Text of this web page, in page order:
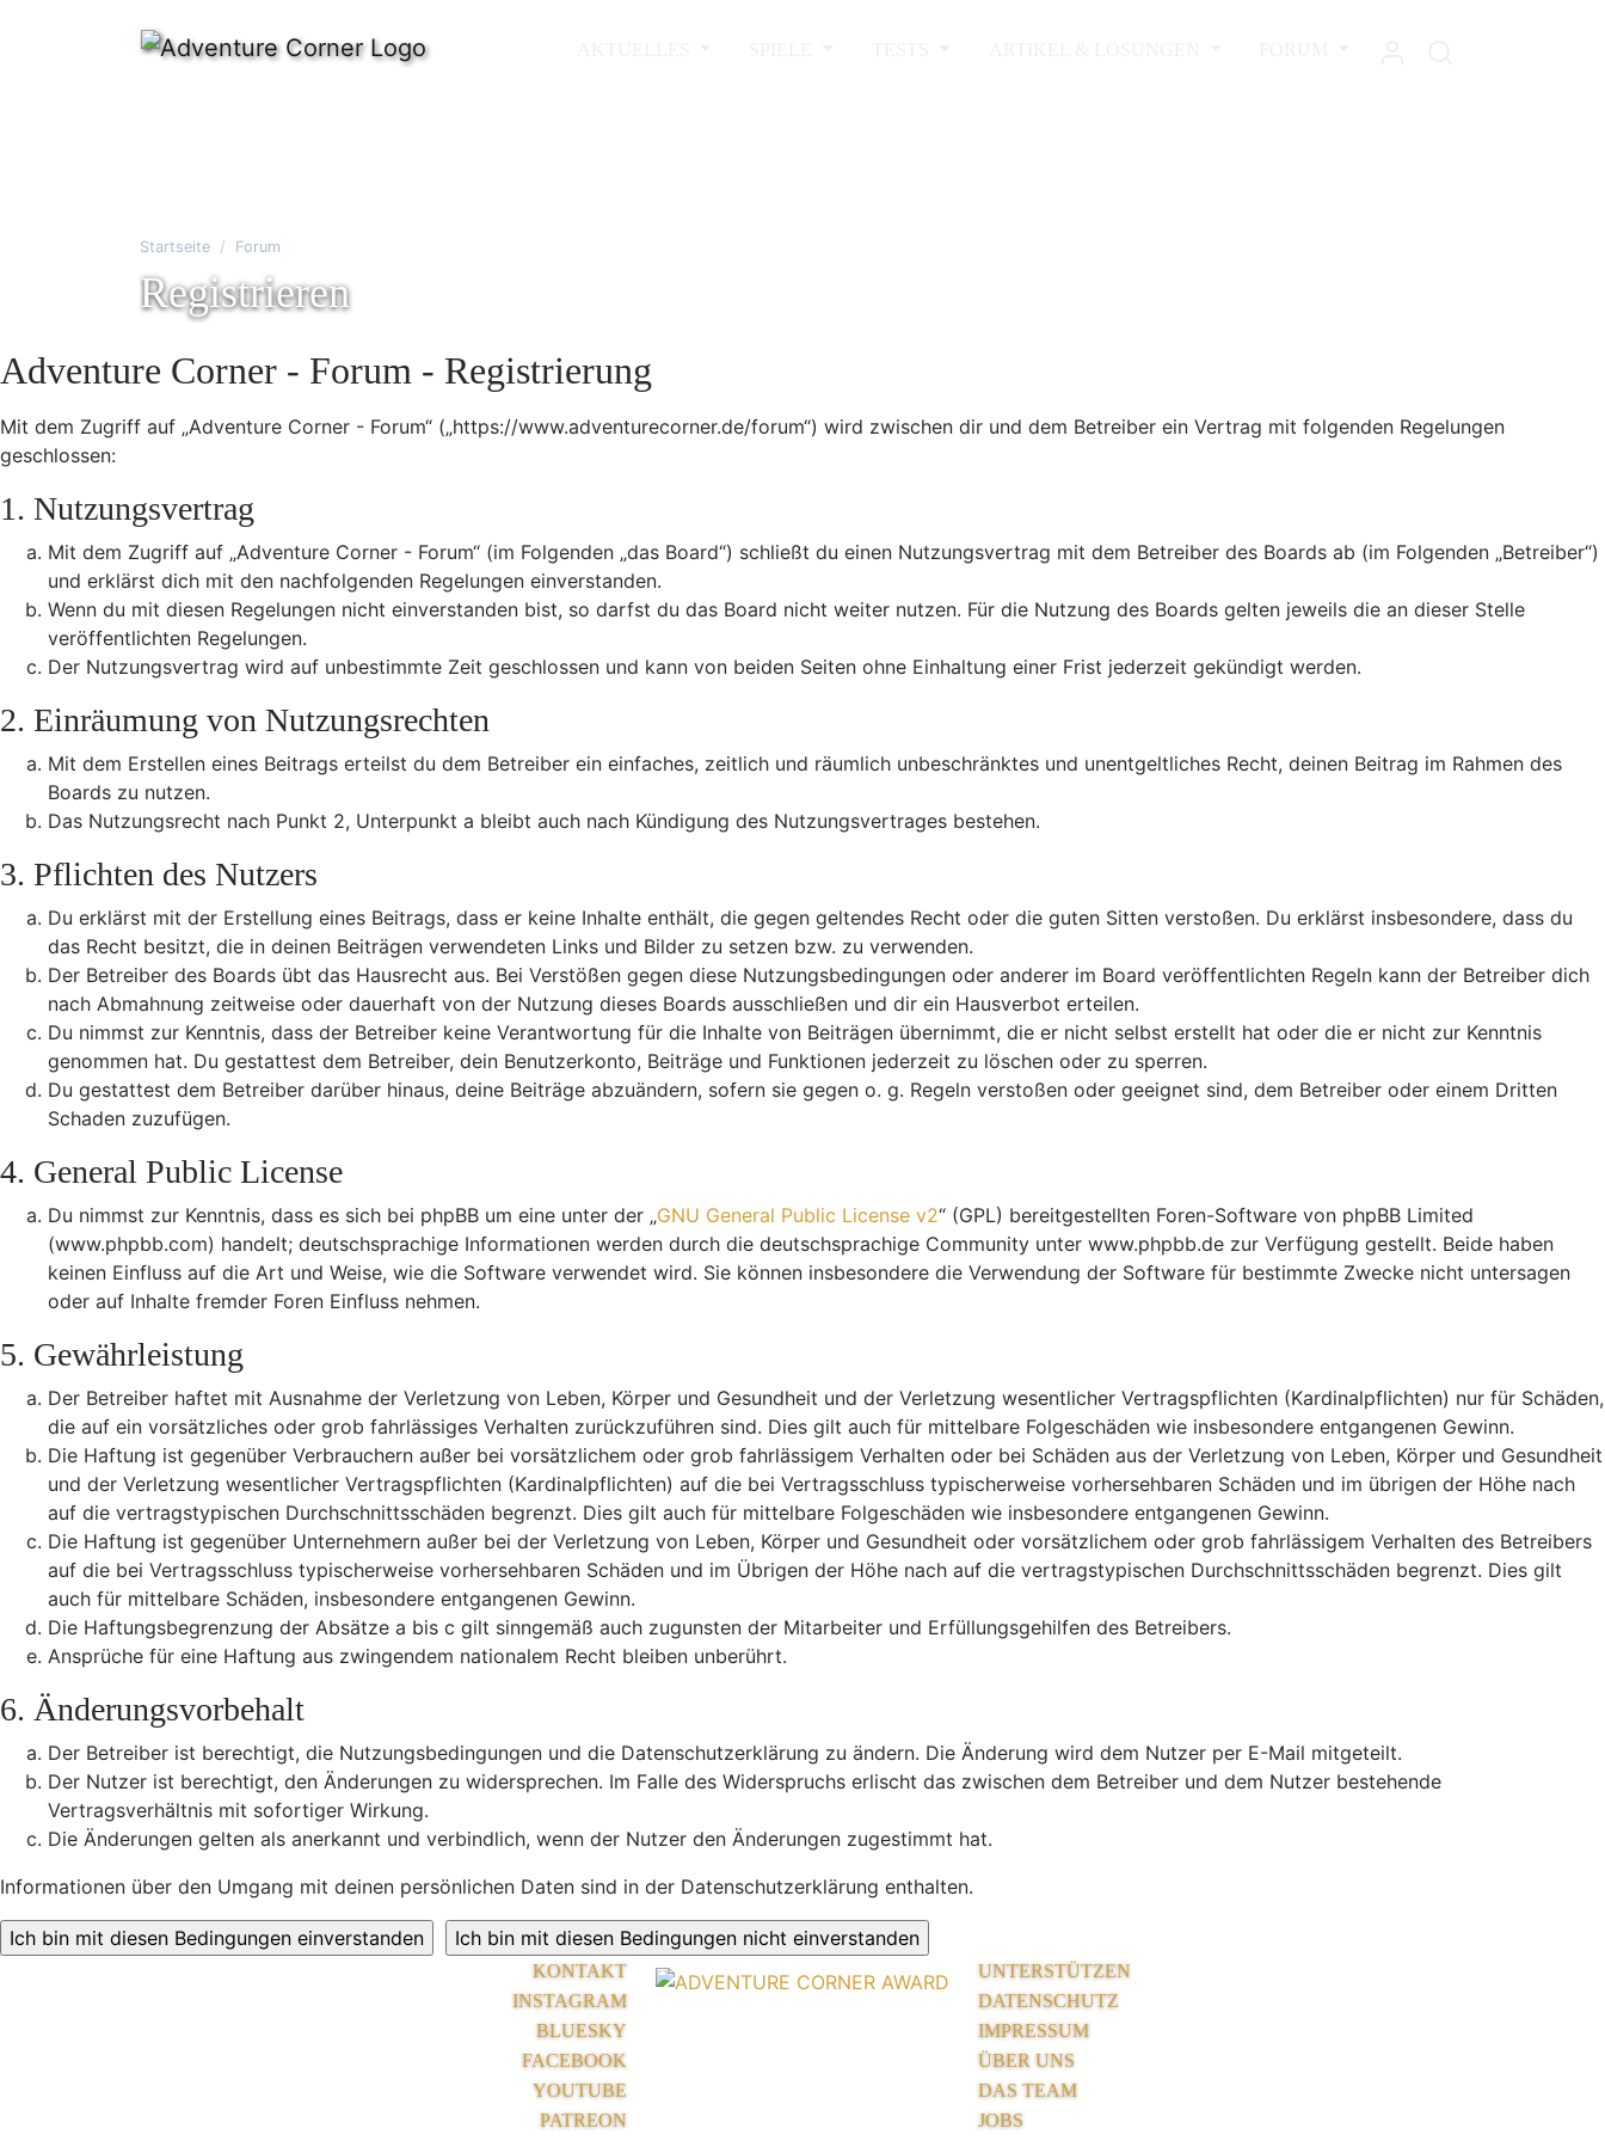
Startseite Forum
Registrieren
Adventure Corner - Forum - Registrierung
Mit dem Zugriff auf „Adventure Corner - Forum“ („https://www.adventurecorner.de/forum“) wird zwischen dir und dem Betreiber ein Vertrag mit folgenden Regelungen
geschlossen:
1. Nutzungsvertrag
Mit dem Zugriff auf „Adventure Corner - Forum“ (im Folgenden „das Board“) schließt du einen Nutzungsvertrag mit dem Betreiber des Boards ab (im Folgenden „Betreiber“)
und erklärst dich mit den nachfolgenden Regelungen einverstanden.
Wenn du mit diesen Regelungen nicht einverstanden bist, so darfst du das Board nicht weiter nutzen. Für die Nutzung des Boards gelten jeweils die an dieser Stelle
veröffentlichten Regelungen.
Der Nutzungsvertrag wird auf unbestimmte Zeit geschlossen und kann von beiden Seiten ohne Einhaltung einer Frist jederzeit gekündigt werden.
2. Einräumung von Nutzungsrechten
Mit dem Erstellen eines Beitrags erteilst du dem Betreiber ein einfaches, zeitlich und räumlich unbeschränktes und unentgeltliches Recht, deinen Beitrag im Rahmen des
Boards zu nutzen.
Das Nutzungsrecht nach Punkt 2, Unterpunkt a bleibt auch nach Kündigung des Nutzungsvertrages bestehen.
3. Pflichten des Nutzers
Du erklärst mit der Erstellung eines Beitrags, dass er keine Inhalte enthält, die gegen geltendes Recht oder die guten Sitten verstoßen. Du erklärst insbesondere, dass du
das Recht besitzt, die in deinen Beiträgen verwendeten Links und Bilder zu setzen bzw. zu verwenden.
Der Betreiber des Boards übt das Hausrecht aus. Bei Verstößen gegen diese Nutzungsbedingungen oder anderer im Board veröffentlichten Regeln kann der Betreiber dich
nach Abmahnung zeitweise oder dauerhaft von der Nutzung dieses Boards ausschließen und dir ein Hausverbot erteilen.
Du nimmst zur Kenntnis, dass der Betreiber keine Verantwortung für die Inhalte von Beiträgen übernimmt, die er nicht selbst erstellt hat oder die er nicht zur Kenntnis
genommen hat. Du gestattest dem Betreiber, dein Benutzerkonto, Beiträge und Funktionen jederzeit zu löschen oder zu sperren.
Du gestattest dem Betreiber darüber hinaus, deine Beiträge abzuändern, sofern sie gegen o. g. Regeln verstoßen oder geeignet sind, dem Betreiber oder einem Dritten
Schaden zuzufügen.
4. General Public License
Du nimmst zur Kenntnis, dass es sich bei phpBB um eine unter der „GNU General Public License v2“ (GPL) bereitgestellten Foren-Software von phpBB Limited
(www.phpbb.com) handelt; deutschsprachige Informationen werden durch die deutschsprachige Community unter www.phpbb.de zur Verfügung gestellt. Beide haben
keinen Einfluss auf die Art und Weise, wie die Software verwendet wird. Sie können insbesondere die Verwendung der Software für bestimmte Zwecke nicht untersagen
oder auf Inhalte fremder Foren Einfluss nehmen.
5. Gewährleistung
Der Betreiber haftet mit Ausnahme der Verletzung von Leben, Körper und Gesundheit und der Verletzung wesentlicher Vertragspflichten (Kardinalpflichten) nur für Schäden,
die auf ein vorsätzliches oder grob fahrlässiges Verhalten zurückzuführen sind. Dies gilt auch für mittelbare Folgeschäden wie insbesondere entgangenen Gewinn.
Die Haftung ist gegenüber Verbrauchern außer bei vorsätzlichem oder grob fahrlässigem Verhalten oder bei Schäden aus der Verletzung von Leben, Körper und Gesundheit
und der Verletzung wesentlicher Vertragspflichten (Kardinalpflichten) auf die bei Vertragsschluss typischerweise vorhersehbaren Schäden und im übrigen der Höhe nach
auf die vertragstypischen Durchschnittsschäden begrenzt. Dies gilt auch für mittelbare Folgeschäden wie insbesondere entgangenen Gewinn.
Die Haftung ist gegenüber Unternehmern außer bei der Verletzung von Leben, Körper und Gesundheit oder vorsätzlichem oder grob fahrlässigem Verhalten des Betreibers
auf die bei Vertragsschluss typischerweise vorhersehbaren Schäden und im Übrigen der Höhe nach auf die vertragstypischen Durchschnittsschäden begrenzt. Dies gilt
auch für mittelbare Schäden, insbesondere entgangenen Gewinn.
Die Haftungsbegrenzung der Absätze a bis c gilt sinngemäß auch zugunsten der Mitarbeiter und Erfüllungsgehilfen des Betreibers.
Ansprüche für eine Haftung aus zwingendem nationalem Recht bleiben unberührt.
6. Änderungsvorbehalt
Der Betreiber ist berechtigt, die Nutzungsbedingungen und die Datenschutzerklärung zu ändern. Die Änderung wird dem Nutzer per E-Mail mitgeteilt.
Der Nutzer ist berechtigt, den Änderungen zu widersprechen. Im Falle des Widerspruchs erlischt das zwischen dem Betreiber und dem Nutzer bestehende
Vertragsverhältnis mit sofortiger Wirkung.
Die Änderungen gelten als anerkannt und verbindlich, wenn der Nutzer den Änderungen zugestimmt hat.
Informationen über den Umgang mit deinen persönlichen Daten sind in der Datenschutzerklärung enthalten.
KONTAKT
INSTAGRAM
BLUESKY
FACEBOOK
YOUTUBE
PATREON
UNTERSTÜTZEN
DATENSCHUTZ
IMPRESSUM
ÜBER UNS
DAS TEAM
JOBS